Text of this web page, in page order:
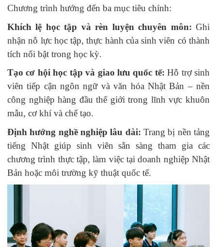
Chương trình hướng đến ba mục tiêu chính:
Khích lệ học tập và rèn luyện chuyên môn: Ghi
nhận nỗ lực học tập, thực hành của sinh viên có thành
tích nổi bật trong học kỳ.
Tạo cơ hội học tập và giao lưu quốc tế: Hỗ trợ sinh
viên tiếp cận ngôn ngữ và văn hóa Nhật Bản – nền
công nghiệp hàng đầu thế giới trong lĩnh vực khuôn
mẫu, cơ khí và chế tạo.
Định hướng nghề nghiệp lâu dài: Trang bị nền tảng
tiếng Nhật giúp sinh viên sẵn sàng tham gia các
chương trình thực tập, làm việc tại doanh nghiệp Nhật
Bản hoặc môi trường kỹ thuật quốc tế.